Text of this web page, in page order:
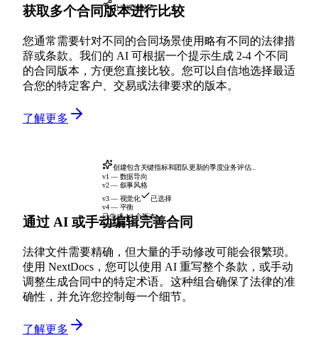
社交媒体帖子
获取多个合同版本进行比较
您通常需要针对不同的合同场景使用略有不同的法律措
辞或条款。我们的 AI 可根据一个提示生成 2-4 个不同
的合同版本，方便您直接比较。您可以自信地选择最适
合您的特定客户、交易或法律要求的版本。
了解更多
创建包含关键指标和团队更新的季度业务评估...
v1 — 数据导向
v2 — 叙事风格
v3 — 视觉化 已选择
v4 — 平衡
已生成 4/4 个版本
100%
通过 AI 或手动编辑完善合同
法律文件需要精确，但大量的手动修改可能会很繁琐。
使用 NextDocs，您可以使用 AI 重写整个条款，或手动
调整生成合同中的特定术语。这种组合确保了法律的准
确性，并允许您控制每一个细节。
了解更多